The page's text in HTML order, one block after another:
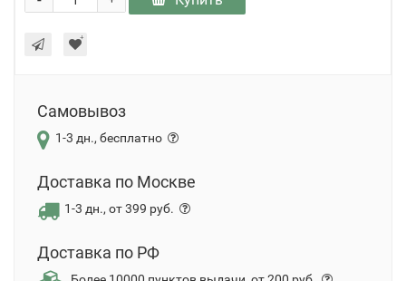
Самовывоз
1-3 дн., бесплатно
Доставка по Москве
1-3 дн., от 399 руб.
Доставка по РФ